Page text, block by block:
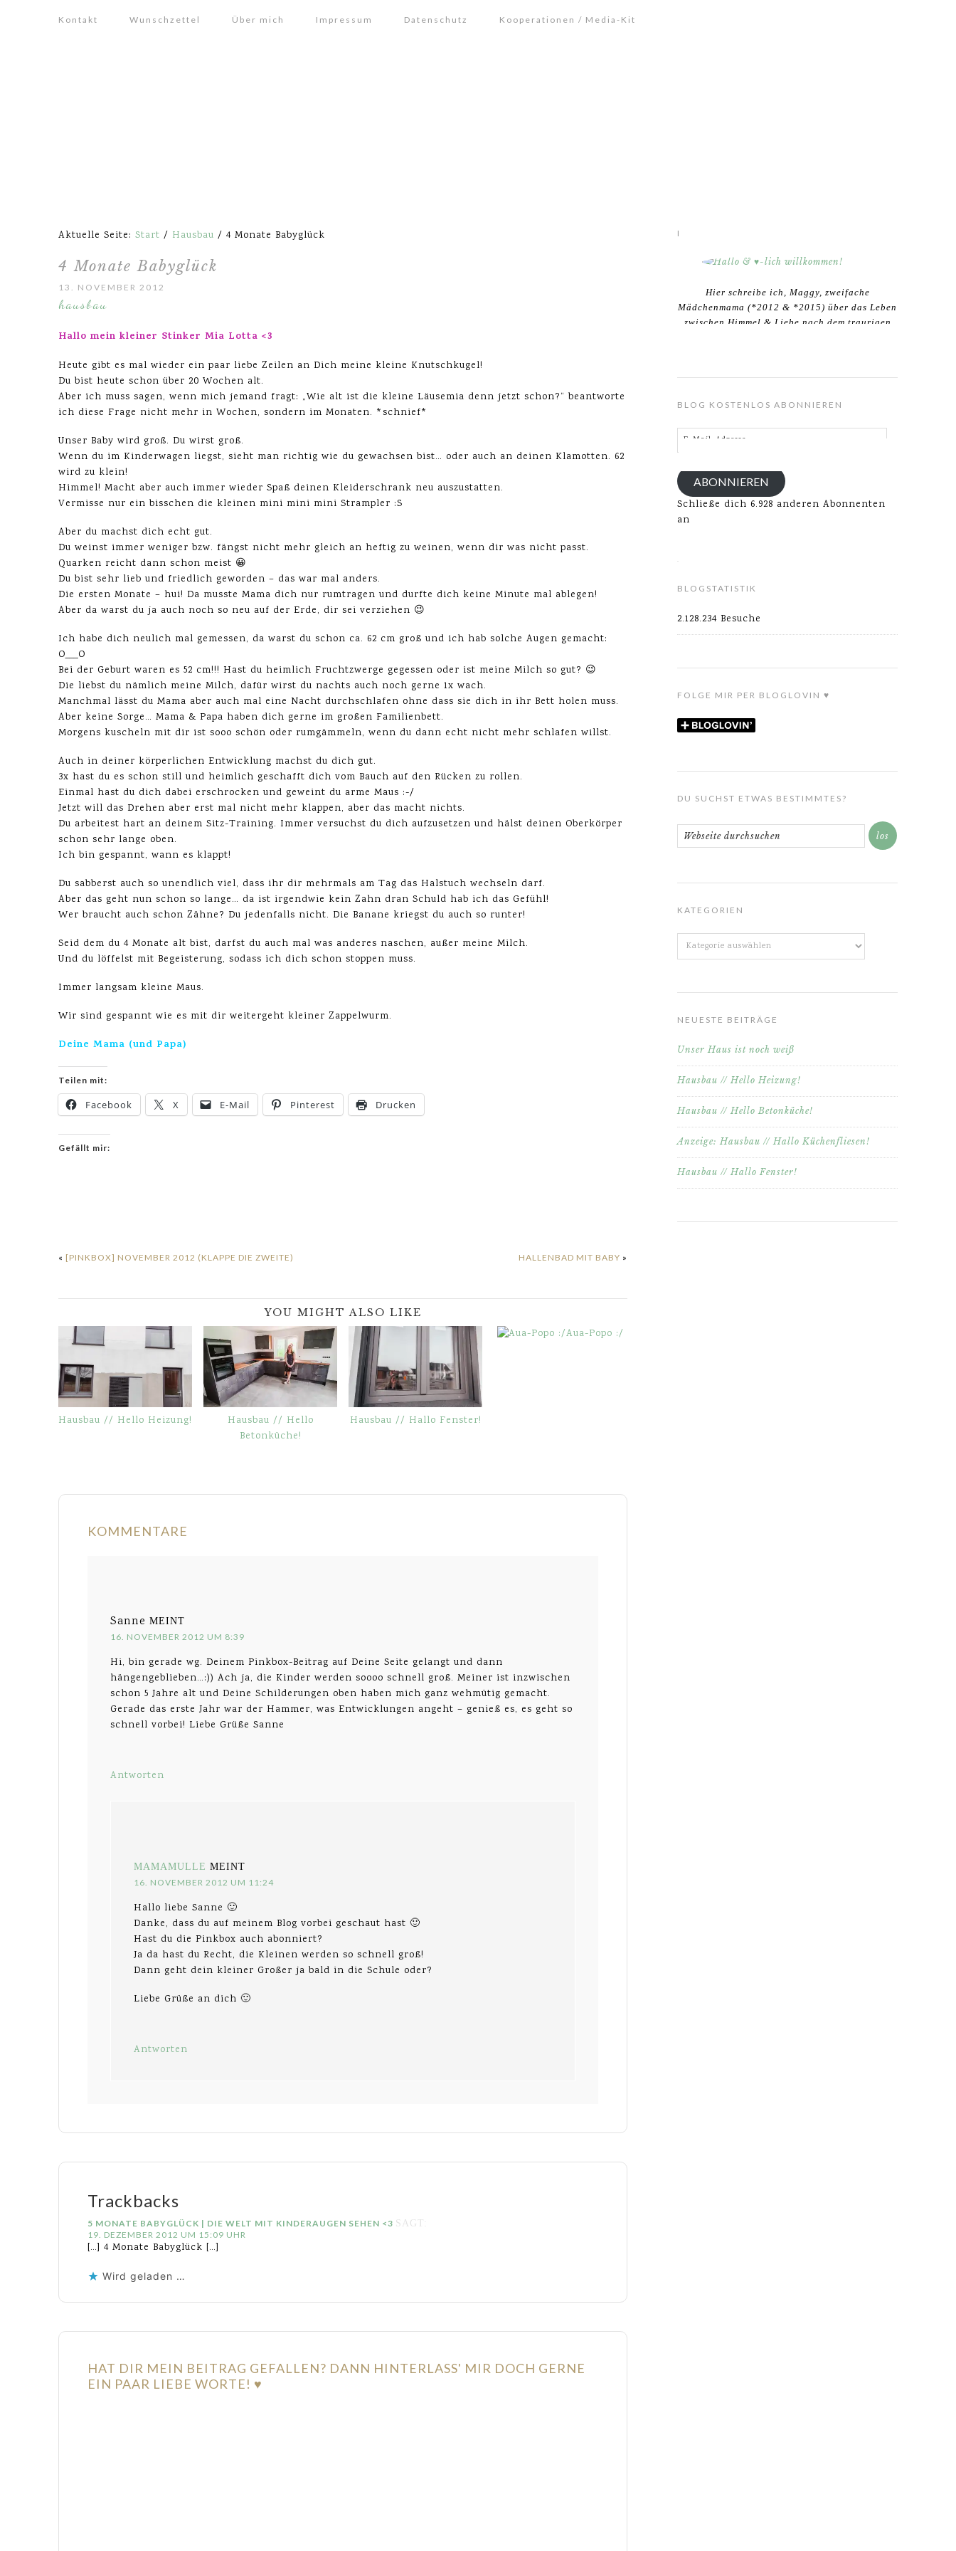
Kontakt Wunschzettel Über mich Impressum Datenschutz Kooperationen / Media-Kit
Aktuelle Seite: Start / Hausbau / 4 Monate Babyglück
4 Monate Babyglück
13. NOVEMBER 2012
hausbau
Hallo mein kleiner Stinker Mia Lotta <3
Heute gibt es mal wieder ein paar liebe Zeilen an Dich meine kleine Knutschkugel!
Du bist heute schon über 20 Wochen alt.
Aber ich muss sagen, wenn mich jemand fragt: „Wie alt ist die kleine Läusemia denn jetzt schon?“ beantworte
ich diese Frage nicht mehr in Wochen, sondern im Monaten. *schnief*
Unser Baby wird groß. Du wirst groß.
Wenn du im Kinderwagen liegst, sieht man richtig wie du gewachsen bist… oder auch an deinen Klamotten. 62
wird zu klein!
Himmel! Macht aber auch immer wieder Spaß deinen Kleiderschrank neu auszustatten.
Vermisse nur ein bisschen die kleinen mini mini mini Strampler :S
Aber du machst dich echt gut.
Du weinst immer weniger bzw. fängst nicht mehr gleich an heftig zu weinen, wenn dir was nicht passt.
Quarken reicht dann schon meist 😀
Du bist sehr lieb und friedlich geworden – das war mal anders.
Die ersten Monate – hui! Da musste Mama dich nur rumtragen und durfte dich keine Minute mal ablegen!
Aber da warst du ja auch noch so neu auf der Erde, dir sei verziehen 😉
Ich habe dich neulich mal gemessen, da warst du schon ca. 62 cm groß und ich hab solche Augen gemacht:
O___O
Bei der Geburt waren es 52 cm!!! Hast du heimlich Fruchtzwerge gegessen oder ist meine Milch so gut? 😉
Die liebst du nämlich meine Milch, dafür wirst du nachts auch noch gerne 1x wach.
Manchmal lässt du Mama aber auch mal eine Nacht durchschlafen ohne dass sie dich in ihr Bett holen muss.
Aber keine Sorge… Mama & Papa haben dich gerne im großen Familienbett.
Morgens kuscheln mit dir ist sooo schön oder rumgämmeln, wenn du dann echt nicht mehr schlafen willst.
Auch in deiner körperlichen Entwicklung machst du dich gut.
3x hast du es schon still und heimlich geschafft dich vom Bauch auf den Rücken zu rollen.
Einmal hast du dich dabei erschrocken und geweint du arme Maus :-/
Jetzt will das Drehen aber erst mal nicht mehr klappen, aber das macht nichts.
Du arbeitest hart an deinem Sitz-Training. Immer versuchst du dich aufzusetzen und hälst deinen Oberkörper
schon sehr lange oben.
Ich bin gespannt, wann es klappt!
Du sabberst auch so unendlich viel, dass ihr dir mehrmals am Tag das Halstuch wechseln darf.
Aber das geht nun schon so lange… da ist irgendwie kein Zahn dran Schuld hab ich das Gefühl!
Wer braucht auch schon Zähne? Du jedenfalls nicht. Die Banane kriegst du auch so runter!
Seid dem du 4 Monate alt bist, darfst du auch mal was anderes naschen, außer meine Milch.
Und du löffelst mit Begeisterung, sodass ich dich schon stoppen muss.
Immer langsam kleine Maus.
Wir sind gespannt wie es mit dir weitergeht kleiner Zappelwurm.
Deine Mama (und Papa)
Teilen mit:
Facebook X E-Mail Pinterest Drucken
Gefällt mir:
« [PINKBOX] NOVEMBER 2012 (KLAPPE DIE ZWEITE) HALLENBAD MIT BABY »
YOU MIGHT ALSO LIKE
Hausbau // Hello Heizung!
Hausbau // Hello
Betonküche!
Hausbau // Hallo Fenster!
Aua-Popo :/
KOMMENTARE
Sanne MEINT
16. NOVEMBER 2012 UM 8:39
Hi, bin gerade wg. Deinem Pinkbox-Beitrag auf Deine Seite gelangt und dann
hängengeblieben…:)) Ach ja, die Kinder werden soooo schnell groß. Meiner ist inzwischen
schon 5 Jahre alt und Deine Schilderungen oben haben mich ganz wehmütig gemacht.
Gerade das erste Jahr war der Hammer, was Entwicklungen angeht – genieß es, es geht so
schnell vorbei! Liebe Grüße Sanne
Antworten
MAMAMULLE MEINT
16. NOVEMBER 2012 UM 11:24
Hallo liebe Sanne 🙂
Danke, dass du auf meinem Blog vorbei geschaut hast 🙂
Hast du die Pinkbox auch abonniert?
Ja da hast du Recht, die Kleinen werden so schnell groß!
Dann geht dein kleiner Großer ja bald in die Schule oder?
Liebe Grüße an dich 🙂
Antworten
Trackbacks
5 MONATE BABYGLÜCK | DIE WELT MIT KINDERAUGEN SEHEN <3 SAGT:
19. DEZEMBER 2012 UM 15:09 UHR
[…] 4 Monate Babyglück […]
Wird geladen …
HAT DIR MEIN BEITRAG GEFALLEN? DANN HINTERLASS' MIR DOCH GERNE
EIN PAAR LIEBE WORTE! ♥
HALLO & ♥-LICH WILLKOMMEN!
Hier schreibe ich, Maggy, zweifache
Mädchenmama (*2012 & *2015) über das Leben
zwischen Himmel & Liebe nach dem traurigen
BLOG KOSTENLOS ABONNIEREN
E-
Mail-
ABONNIEREN
Schließe dich 6.928 anderen Abonnenten
an
BLOGSTATISTIK
2.128.234 Besuche
FOLGE MIR PER BLOGLOVIN ♥
DU SUCHST ETWAS BESTIMMTES?
KATEGORIEN
Kategorien
NEUESTE BEITRÄGE
Unser Haus ist noch weiß
Hausbau // Hello Heizung!
Hausbau // Hello Betonküche!
Anzeige: Hausbau // Hallo Küchenfliesen!
Hausbau // Hallo Fenster!